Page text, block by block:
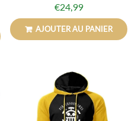
Prix
régulier
€24,99€24,99
AJOUTER AU PANIER